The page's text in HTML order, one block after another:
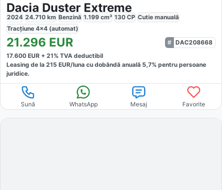
Dacia Duster Extreme
2024 24.710 km Benzină 1.199 cm³ 130 CP Cutie manuală
Tracțiune 4x4 (automat)
21.296 EUR
DAC208668
17.600 EUR + 21% TVA deductibil
Leasing de la 215 EUR/luna cu dobăndă anuală 5,7% pentru persoane
juridice.
Sună WhatsApp Mesaj Favorite